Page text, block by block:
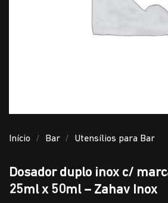
Início / Bar / Utensílios para Bar
Dosador duplo inox c/
25ml x 50ml – Zahav Inox